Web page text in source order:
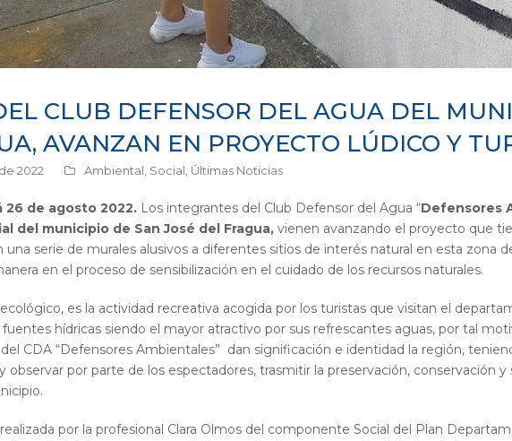
CLUB DEFENSOR DEL AGUA DEL
AVANZAN EN PROYECTO LÚDICO Y
2022 Ambiental Social Últimas Noticias
26 de agosto 2022. Los integrantes del Club Defensor del Agua “Defensores
del municipio de San José del Fragua, vienen avanzando el proyecto que
una serie de murales alusivos a diferentes sitios de interés natural en esta zona
en el proceso de sensibilización en el cuidado de los recursos naturales.
es la actividad recreativa acogida por los turistas que visitan el
hídricas siendo el mayor atractivo por sus refrescantes aguas, por tal
CDA “Defensores Ambientales” dan significación e identidad la región,
observar por parte de los espectadores, trasmitir la preservación, conservación
por la profesional Clara Olmos del componente Social del Plan